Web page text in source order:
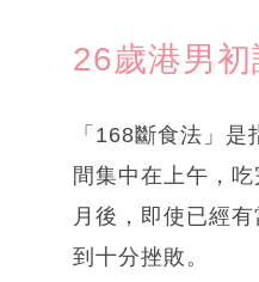
26歲港男
「168斷食法」
間集中在上午，
月後，即使已經
到十分挫敗。